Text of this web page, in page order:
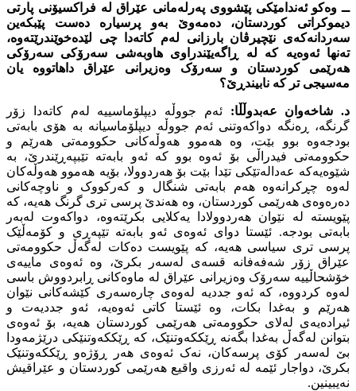
ــ وەکو ئەندامێکى پێشووى پەرلەمانى عێراق لە فراکسیۆنى پارتى
دیموکراتى کوردستان، دەمەوێ بەو پرسیارە دەست پێبکەین
سەردانەکەى نێچیرڤان بارزانى لەم کاتەدا چى لێدەخوێندرێتەوە،
تەنها ئەوەیە کە لە ڕاگەیێندراوى هاوبەشى سەرۆکى سەرۆکى
هەرێمى کوردستان و سەرۆک وەزیرانى عێراق داهاتووە یان
مەسیجى تر کە نابیندڕێ؟
د. شاخەوان عەبدوڵڵا: ئەم جووڵە دیپلۆماسییە لەم کاتەدا زۆر
گرنگە، ڕەنگە دواکەوتنى ئەم جووڵە دیپلۆماسیانە بە هۆى بابەتى
بودجەوە بوو بێت، وە هەموو هەوڵەکانى حکوومەتى هەرێم و
حکوومەتى فیدراڵى بۆ ئەوە بوو کە ئەو بابەتە تێبپەڕێندرێ، بە
شێوەیەکە عەدالەتێکى تێدا بێت بۆ هەردوولا، بۆیە هەموو هەوڵەکان
لەوە چڕکرانەوە هەم بابەتى شنگال و کەرکووک و ناوچەکانى
دەرەوەى هەرێمى کوردستان، وە هەندێ پرسى ترى گرنگ هەیە، کە
پێویستە لە نێوان هەردوولادا یەکلایى بکرێتەوە، دواکەوت لەبەر
بابەتى بودجە. ئێستا دواى ئەوەى ئەو بابەتە تێپەڕى و کۆمەڵێک
پرسى ترى سیاسى هەیە، کە پێویست دەکات لەگەڵ حکوومەتى
عێراق زۆر شەفەفانە قسەى لەسەر بکرێ، وە ئەوەى ماییەى
خۆشحاڵییە سەرۆک وەزیرانى عێراق لە ماوەکانى ڕابردووش باسى
لەوە کردووە، کە ئەو جددیە لەوەى چارەسەرى کێشەکانى نێوان
هەرێم و بەغدا بکات، وە ئێستا کاتى ئەوەیە، ئەو جددیەت و
ئیرادەیەى لەلاى حکوومەتى هەرێمى کوردستان هەیە، بۆ ئەوەى
بتوانن لەگەڵ بەغدا بگەنە ڕێککەوتنێک، کە ڕێککەوتنێکى درێژمەودا
بێ لەسەر کۆى پرسەکان، نەک ئەوەى هەر ڕۆژەو ڕێککەوتنێک
بکرێ، دواجار ئێمە لە ئەرزى واقیع هەرێمى کوردستان و عێراقیش
نەیبینین.